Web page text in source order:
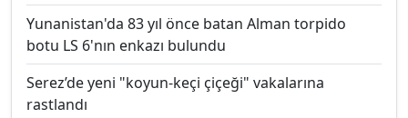
Yunanistan'da 83 yıl önce batan Alman torpido
botu LS 6'nın enkazı bulundu
Serez’de yeni "koyun-keçi çiçeği" vakalarına
rastlandı